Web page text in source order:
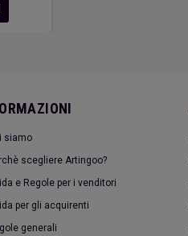
siamo
scegliere Artingoo?
e Regole per i venditori
per gli acquirenti
generali